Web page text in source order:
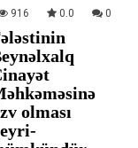
916 0.0 0
olması